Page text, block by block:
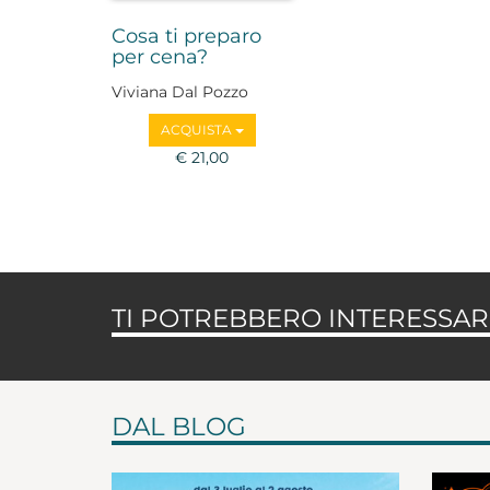
Cosa ti preparo
per cena?
Viviana Dal Pozzo
ACQUISTA
€ 21,00
TI POTREBBERO
DAL BLOG